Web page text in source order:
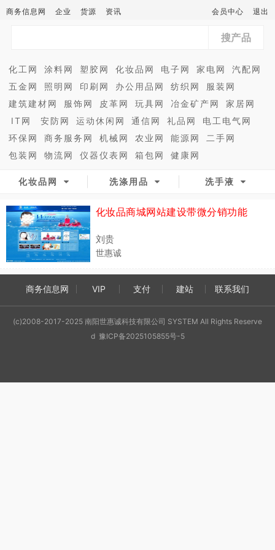
商务信息网 企业 货源 资讯 会员中心 退出
搜产品
化工网 涂料网 塑胶网 化妆品网 电子网 家电网
汽配网
五金网
照明网 印刷网 办公用品网 纺织网
服装网
建筑建材网
服饰网 皮革网 玩具网 冶金矿产网
家居网
IT网
安防网 运动休闲网 通信网 礼品网
电工电气网
环保网
商务服务网 机械网 农业网 能源网
二手网
包装网
物流网 仪器仪表网 箱包网 健康网
化妆品网 洗涤用品 洗手液
化妆品商城网站建设带微分销功能
刘贵
世惠诚
商务信息网 VIP 支付 建站 联系我们
(c)2008-2017-2025 南阳世惠诚科技有限公司 SYSTEM All Rights Reserve
d 豫ICP备2025105855号-5